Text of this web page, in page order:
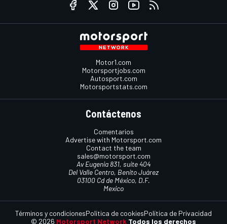
Motor1.com
Motorsportjobs.com
Autosport.com
Motorsportstats.com
Contáctenos
Comentarios
Advertise with Motorsport.com
Contact the team
sales@motorsport.com
Av Eugenia 831, suite 404
Del Valle Centro, Benito Juárez
03100 Cd de México, D.F.
Mexico
© 2026 Motorsport Network Todos los derechos
Términos y condicionesPolítica de cookiesPolítica de Privacidad